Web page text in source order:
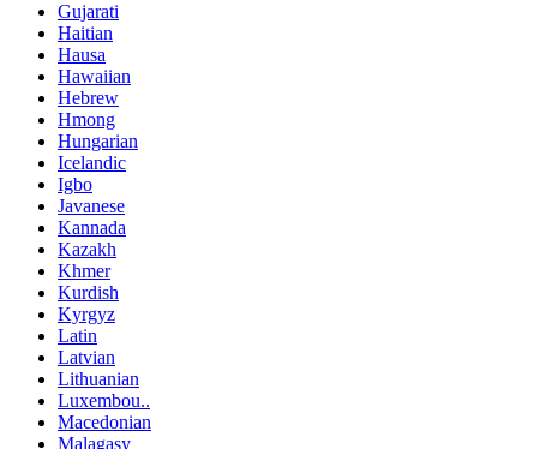
Gujarati
Haitian
Hausa
Hawaiian
Hebrew
Hmong
Hungarian
Icelandic
Igbo
Javanese
Kannada
Kazakh
Khmer
Kurdish
Kyrgyz
Latin
Latvian
Lithuanian
Luxembou..
Macedonian
Malagasy